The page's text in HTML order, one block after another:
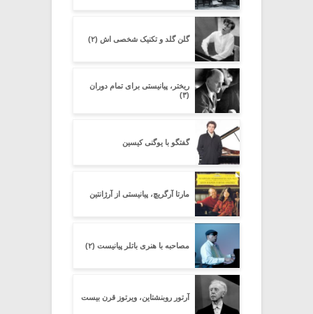
گلن گلد و تکنیک شخصی اش (۲)
ریختر، پیانیستی برای تمام دوران
(۳)
گفتگو با یوگنی کیسین
مارتا آرگریچ، پیانیستی از آرژانتین
مصاحبه با هنری باتلر پیانیست (۲)
آرتور روبنشتاین، ویرتوز قرن بیست